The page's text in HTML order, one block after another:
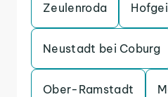
Zeulenroda
Neustadt bei Coburg
Ober-Ramstadt